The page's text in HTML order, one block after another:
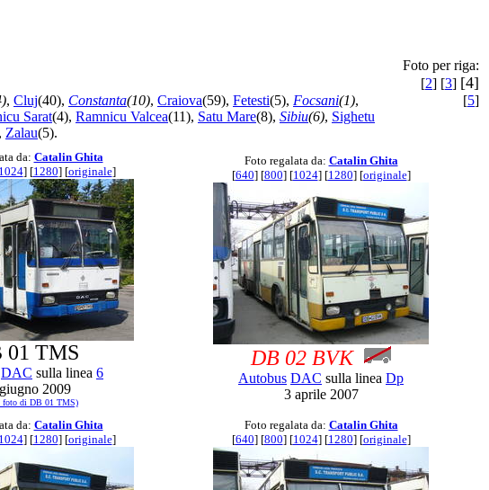
, Cluj(40), Constanta(10), Craiova(59), Fetesti(5), Focsani(1),
Sarat(4), Ramnicu Valcea(11), Satu Mare(8), Sibiu(6), Sighetu
Zalau(5).
Foto per riga:
[2] [3] [4]
[5]
da: Catalin Ghita
] [1280] [originale]
01 TMS
DAC sulla linea 6
2009
foto di DB 01 TMS)
Foto regalata da: Catalin Ghita
[640] [800] [1024] [1280] [originale]
DB 02 BVK
Autobus DAC sulla linea Dp
3 aprile 2007
da: Catalin Ghita
] [1280] [originale]
Foto regalata da: Catalin Ghita
[640] [800] [1024] [1280] [originale]